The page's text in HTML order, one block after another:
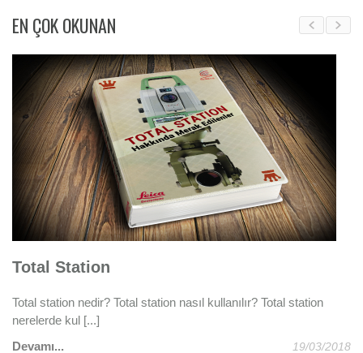
EN ÇOK OKUNAN
Station
station nedir? Total station nasıl kullanılır? Total station
kul [...]
19/03/2018